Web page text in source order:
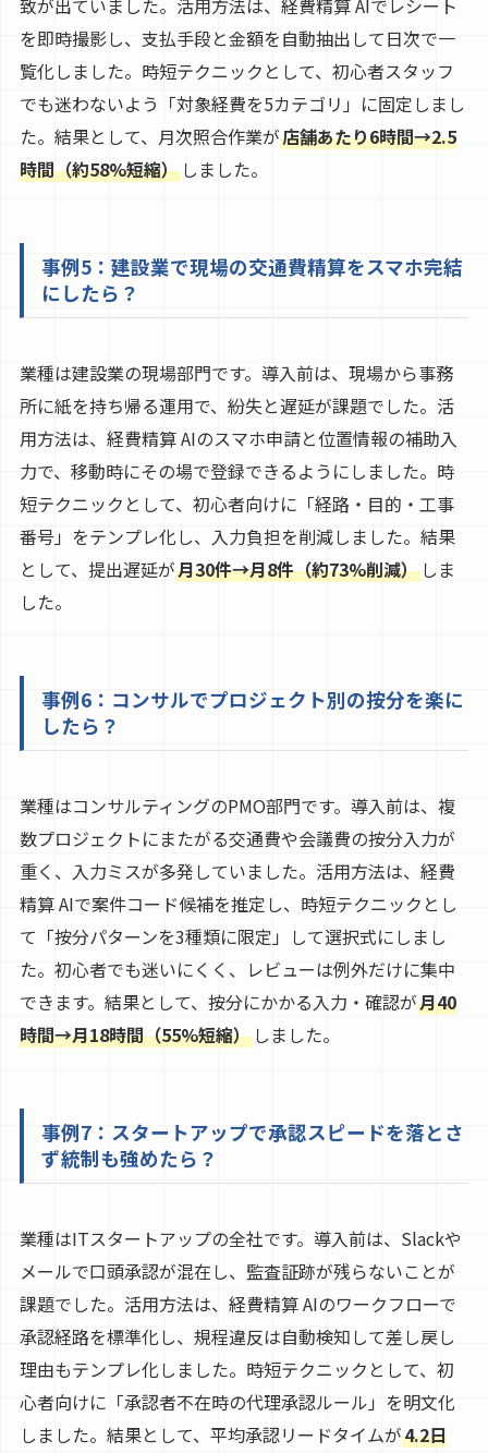
致が出ていました。活用方法は、経費精算 AIでレシート
を即時撮影し、支払手段と金額を自動抽出して日次で一
覧化しました。時短テクニックとして、初心者スタッフ
でも迷わないよう「対象経費を5カテゴリ」に固定しまし
た。結果として、月次照合作業が店舗あたり6時間→2.5
時間（約58%短縮）しました。
事例5：建設業で現場の交通費精算をスマホ完結
にしたら？
業種は建設業の現場部門です。導入前は、現場から事務
所に紙を持ち帰る運用で、紛失と遅延が課題でした。活
用方法は、経費精算 AIのスマホ申請と位置情報の補助入
力で、移動時にその場で登録できるようにしました。時
短テクニックとして、初心者向けに「経路・目的・工事
番号」をテンプレ化し、入力負担を削減しました。結果
として、提出遅延が月30件→月8件（約73%削減）しま
した。
事例6：コンサルでプロジェクト別の按分を楽に
したら？
業種はコンサルティングのPMO部門です。導入前は、複
数プロジェクトにまたがる交通費や会議費の按分入力が
重く、入力ミスが多発していました。活用方法は、経費
精算 AIで案件コード候補を推定し、時短テクニックとし
て「按分パターンを3種類に限定」して選択式にしまし
た。初心者でも迷いにくく、レビューは例外だけに集中
できます。結果として、按分にかかる入力・確認が月40
時間→月18時間（55%短縮）しました。
事例7：スタートアップで承認スピードを落とさ
ず統制も強めたら？
業種はITスタートアップの全社です。導入前は、Slackや
メールで口頭承認が混在し、監査証跡が残らないことが
課題でした。活用方法は、経費精算 AIのワークフローで
承認経路を標準化し、規程違反は自動検知して差し戻し
理由もテンプレ化しました。時短テクニックとして、初
心者向けに「承認者不在時の代理承認ルール」を明文化
しました。結果として、平均承認リードタイムが4.2日